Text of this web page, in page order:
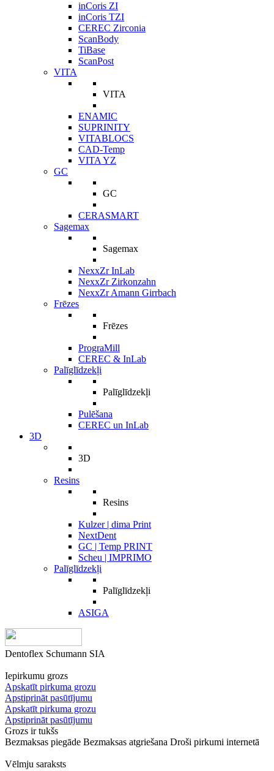
inCoris ZI
inCoris TZI
CEREC Zirconia
ScanBody
TiBase
ScanPost
VITA
VITA
ENAMIC
SUPRINITY
VITABLOCS
CAD-Temp
VITA YZ
GC
GC
CERASMART
Sagemax
Sagemax
NexxZr InLab
NexxZr Zirkonzahn
NexxZr Amann Girrbach
Frēzes
Frēzes
PrograMill
CEREC & InLab
Palīglīdzekļi
Palīglīdzekļi
Pulēšana
CEREC un InLab
3D
3D
Resins
Resins
Kulzer | dima Print
NextDent
GC | Temp PRINT
Scheu | IMPRIMO
Palīglīdzekļi
Palīglīdzekļi
ASIGA
Dentoflex Schumann SIA
Iepirkumu grozs
Apskatīt pirkuma grozu
Apstiprināt pasūtījumu
Apskatīt pirkuma grozu
Apstiprināt pasūtījumu
Grozs ir tukšs
Bezmaksas piegāde Bezmaksas atgriešana Droši pirkumi internetā
Vēlmju saraksts